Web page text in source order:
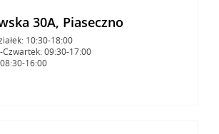
30A, Piaseczno
10:30-18:00
09:30-17:00
16:00